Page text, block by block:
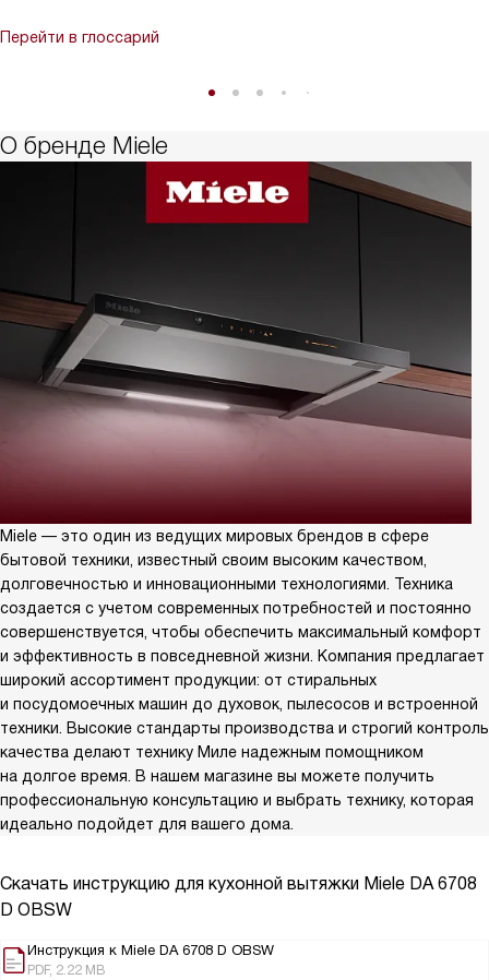
Перейти в глоссарий
О бренде Miele
Miele — это один из ведущих мировых брендов в сфере
бытовой техники, известный своим высоким качеством,
долговечностью и инновационными технологиями. Техника
создается с учетом современных потребностей и постоянно
совершенствуется, чтобы обеспечить максимальный комфорт
и эффективность в повседневной жизни. Компания предлагает
широкий ассортимент продукции: от стиральных
и посудомоечных машин до духовок, пылесосов и встроенной
техники. Высокие стандарты производства и строгий контроль
качества делают технику Миле надежным помощником
на долгое время. В нашем магазине вы можете получить
профессиональную консультацию и выбрать технику, которая
идеально подойдет для вашего дома.
Скачать инструкцию для кухонной вытяжки Miele DA 6708
D OBSW
Инструкция к Miele DA 6708 D OBSW
PDF, 2.22 MB